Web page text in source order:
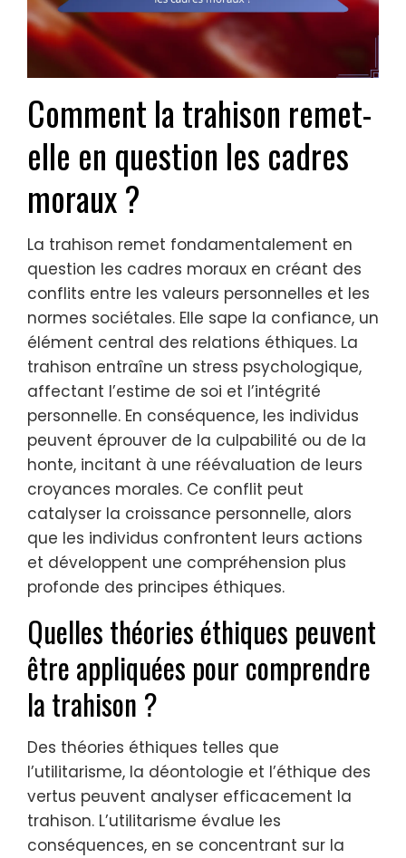
Comment la trahison remet-
elle en question les cadres
moraux ?
La trahison remet fondamentalement en
question les cadres moraux en créant des
conflits entre les valeurs personnelles et les
normes sociétales. Elle sape la confiance, un
élément central des relations éthiques. La
trahison entraîne un stress psychologique,
affectant l’estime de soi et l’intégrité
personnelle. En conséquence, les individus
peuvent éprouver de la culpabilité ou de la
honte, incitant à une réévaluation de leurs
croyances morales. Ce conflit peut
catalyser la croissance personnelle, alors
que les individus confrontent leurs actions
et développent une compréhension plus
profonde des principes éthiques.
Quelles théories éthiques peuvent
être appliquées pour comprendre
la trahison ?
Des théories éthiques telles que
l’utilitarisme, la déontologie et l’éthique des
vertus peuvent analyser efficacement la
trahison. L’utilitarisme évalue les
conséquences, en se concentrant sur la